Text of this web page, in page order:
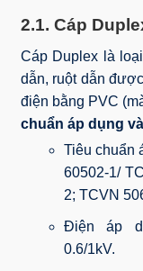
2.1. Cáp
Cáp Duplex là
dẫn, ruột dẫn
điện bằng PVC
chuẩn áp dụng
Tiêu chuẩn
60502-1/
2; TCVN
Điện áp
0.6/1kV.